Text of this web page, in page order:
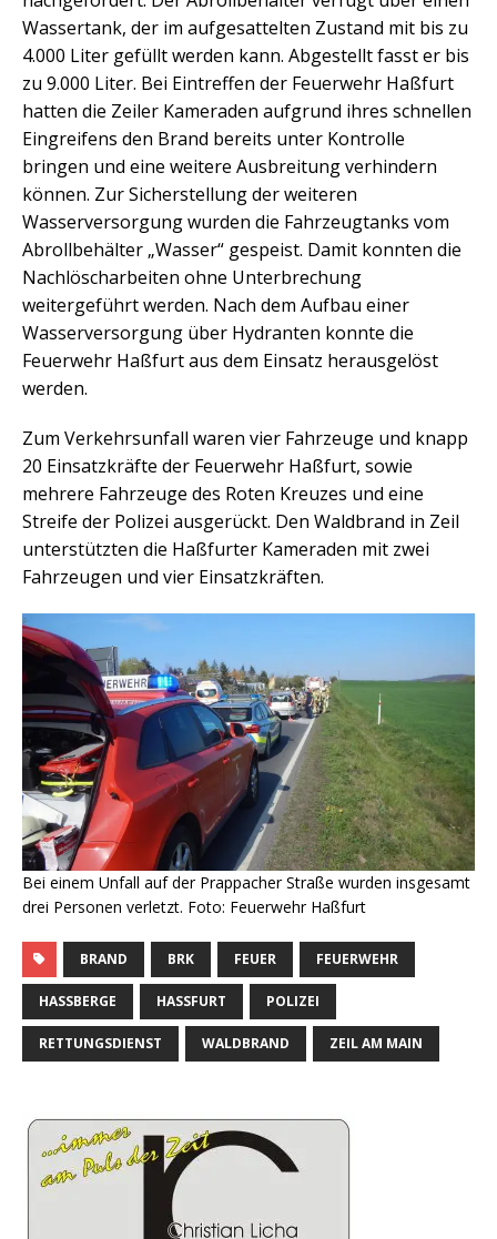
Wassertank, der im aufgesattelten Zustand mit bis zu
4.000 Liter gefüllt werden kann. Abgestellt fasst er bis
zu 9.000 Liter. Bei Eintreffen der Feuerwehr Haßfurt
hatten die Zeiler Kameraden aufgrund ihres schnellen
Eingreifens den Brand bereits unter Kontrolle
bringen und eine weitere Ausbreitung verhindern
können. Zur Sicherstellung der weiteren
Wasserversorgung wurden die Fahrzeugtanks vom
Abrollbehälter „Wasser“ gespeist. Damit konnten die
Nachlöscharbeiten ohne Unterbrechung
weitergeführt werden. Nach dem Aufbau einer
Wasserversorgung über Hydranten konnte die
Feuerwehr Haßfurt aus dem Einsatz herausgelöst
werden.
Zum Verkehrsunfall waren vier Fahrzeuge und knapp
20 Einsatzkräfte der Feuerwehr Haßfurt, sowie
mehrere Fahrzeuge des Roten Kreuzes und eine
Streife der Polizei ausgerückt. Den Waldbrand in Zeil
unterstützten die Haßfurter Kameraden mit zwei
Fahrzeugen und vier Einsatzkräften.
Bei einem Unfall auf der Prappacher Straße wurden insgesamt
drei Personen verletzt. Foto: Feuerwehr Haßfurt
BRAND BRK FEUER FEUERWEHR
HASSBERGE HASSFURT POLIZEI
RETTUNGSDIENST WALDBRAND ZEIL AM MAIN